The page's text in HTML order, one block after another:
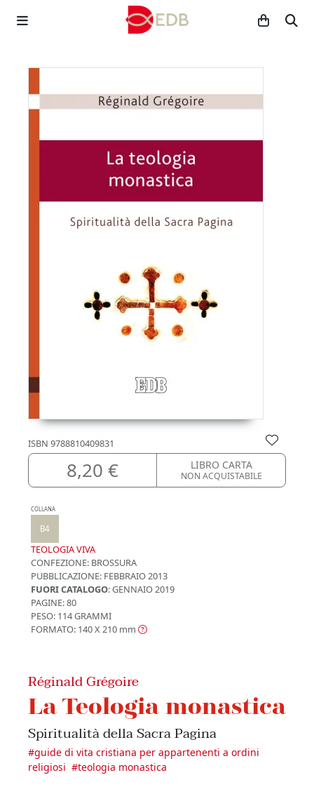
ISBN 9788810409831
8,20 € LIBRO CARTA
NON ACQUISTABILE
COLLANA
B4
TEOLOGIA VIVA
CONFEZIONE: BROSSURA
PUBBLICAZIONE: FEBBRAIO 2013
FUORI CATALOGO: GENNAIO 2019
PAGINE: 80
PESO: 114 GRAMMI
FORMATO: 140 X 210 mm
Réginald Grégoire
La Teologia monastica
Spiritualità della Sacra Pagina
#guide di vita cristiana per appartenenti a ordini
religiosi #teologia monastica